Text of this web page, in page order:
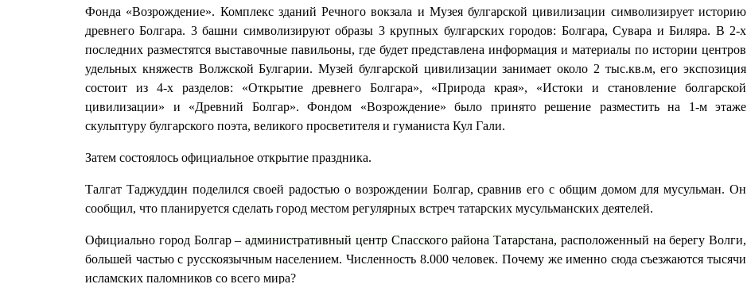
Фонда «Возрождение». Комплекс зданий Речного вокзала и Музея булгарской цивилизации символизирует историю
древнего Болгара. 3 башни символизируют образы 3 крупных булгарских городов: Болгара, Сувара и Биляра. В 2-х
последних разместятся выставочные павильоны, где будет представлена информация и материалы по истории центров
удельных княжеств Волжской Булгарии. Музей булгарской цивилизации занимает около 2 тыс.кв.м, его экспозиция
состоит из 4-х разделов: «Открытие древнего Болгара», «Природа края», «Истоки и становление болгарской
цивилизации» и «Древний Болгар». Фондом «Возрождение» было принято решение разместить на 1-м этаже
скульптуру булгарского поэта, великого просветителя и гуманиста Кул Гали.
Затем состоялось официальное открытие праздника.
Талгат Таджуддин поделился своей радостью о возрождении Болгар, сравнив его с общим домом для мусульман. Он
сообщил, что планируется сделать город местом регулярных встреч татарских мусульманских деятелей.
Официально город Болгар – административный центр Спасского района Татарстана, расположенный на берегу Волги,
большей частью с русскоязычным населением. Численность 8.000 человек. Почему же именно сюда съезжаются тысячи
исламских паломников со всего мира?